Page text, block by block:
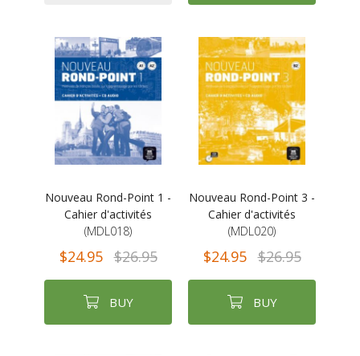
Nouveau Rond-Point 1 -
Cahier d'activités
(MDL018)
$24.95 $26.95
BUY
Nouveau Rond-Point 3 -
Cahier d'activités
(MDL020)
$24.95 $26.95
BUY